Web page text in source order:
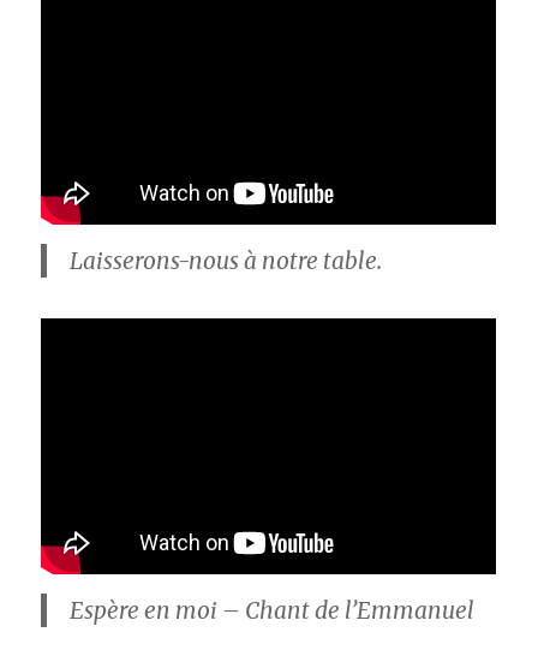
Laisserons-nous à notre table.
Espère en moi – Chant de l’Emmanuel